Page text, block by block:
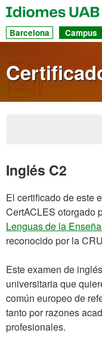
Barcelona Campus
Inglés C2
El certificado de este
CertACLES otorgado
Lenguas de la
reconocido por la
Este examen de
universitaria que
común europeo de
tanto por razones
profesionales.